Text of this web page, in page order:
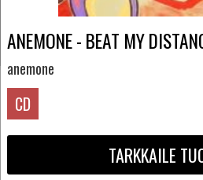
ANEMONE - BEAT MY
anemone
CD
TARKKAILE